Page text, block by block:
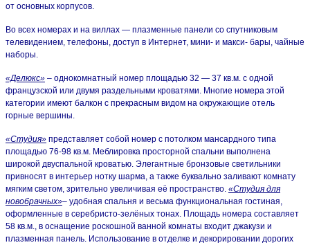
от основных корпусов.
Во всех номерах и на виллах — плазменные панели со спутниковым
телевидением, телефоны, доступ в Интернет, мини- и макси- бары, чайные
наборы.
«Делюкс» – однокомнатный номер площадью 32 — 37 кв.м. с одной
французской или двумя раздельными кроватями. Многие номера этой
категории имеют балкон с прекрасным видом на окружающие отель
горные вершины.
«Студия» представляет собой номер с потолком мансардного типа
площадью 76-98 кв.м. Меблировка просторной спальни выполнена
широкой двуспальной кроватью. Элегантные бронзовые светильники
привносят в интерьер нотку шарма, а также буквально заливают комнату
мягким светом, зрительно увеличивая её пространство. «Студия для
новобрачных»– удобная спальня и весьма функциональная гостиная,
оформленные в серебристо-зелёных тонах. Площадь номера составляет
58 кв.м., в оснащение роскошной ванной комнаты входит джакузи и
плазменная панель. Использование в отделке и декорировании дорогих